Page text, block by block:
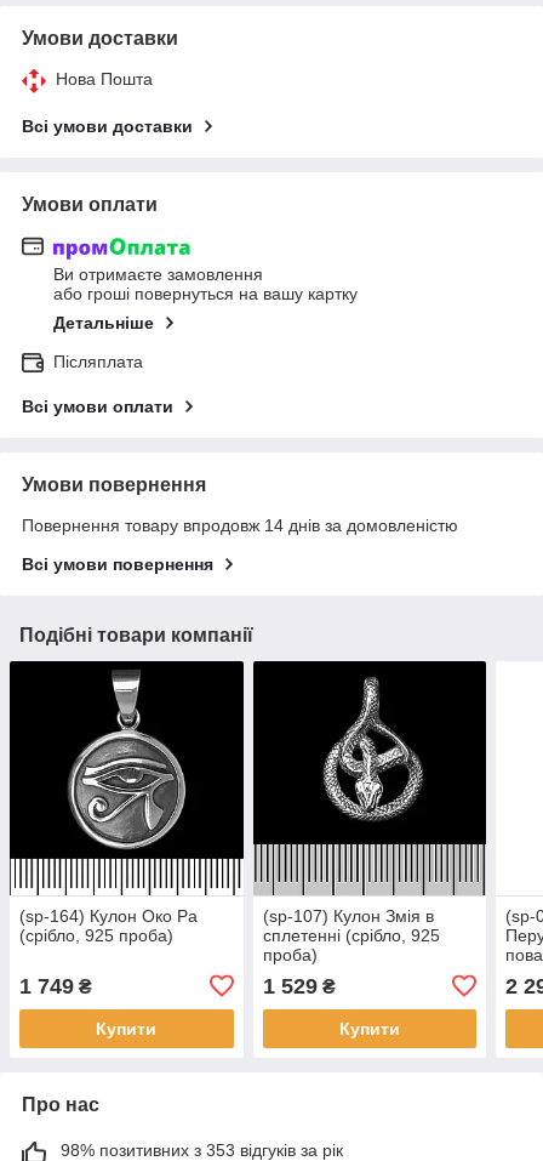
Умови доставки
Нова Пошта
Всі умови доставки
Умови оплати
Ви отримаєте замовлення
або гроші повернуться на вашу картку
Детальніше
Післяплата
Всі умови оплати
Умови повернення
Повернення товару впродовж 14 днів за домовленістю
Всі умови повернення
Подібні товари компанії
(sp-164) Кулон Око Ра
(срібло, 925 проба)
1 749 ₴
Купити
(sp-107) Кулон Змія в
сплетенні (срібло, 925
проба)
1 529₴
Купити
(sp-
2
Про нас
98% позитивних з 353 відгуків за рік